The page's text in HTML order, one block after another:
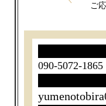
ご
090-5072-1865